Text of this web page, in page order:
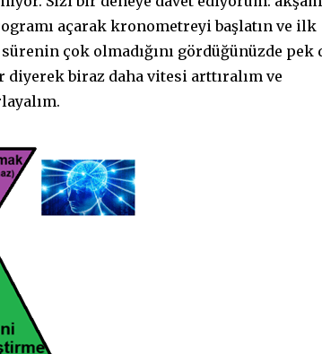
açarak kronometreyi başlatın ve ilk
çok olmadığını gördüğünüzde pek
diyerek biraz daha vitesi arttıralım ve